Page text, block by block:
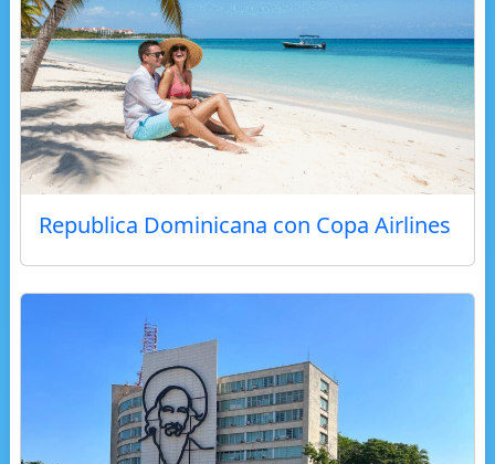
Republica Dominicana con Copa Airlines